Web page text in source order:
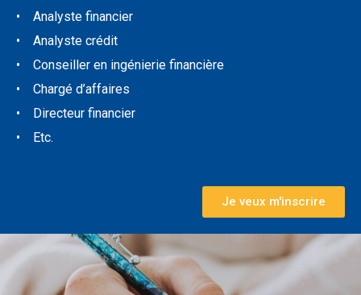
• Analyste financier
• Analyste crédit
• Conseiller en ingénierie financière
• Chargé d’affaires
• Directeur financier
• Etc.
Je veux m'inscrire